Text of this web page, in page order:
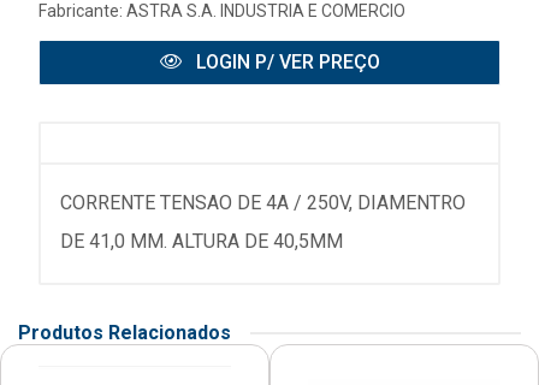
Fabricante: ASTRA S.A. INDUSTRIA E COMERCIO
LOGIN P/ VER PREÇO
CORRENTE TENSAO DE 4A / 250V, DIAMENTRO
DE 41,0 MM. ALTURA DE 40,5MM
Produtos Relacionados